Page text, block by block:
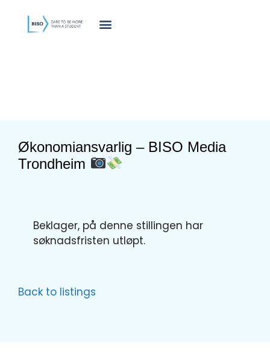
innholdet
Økonomiansvarlig – BISO Media
Trondheim
Beklager, på denne stillingen har
søknadsfristen utløpt.
Back to listings